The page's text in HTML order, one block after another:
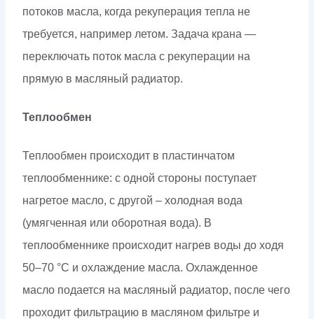
потоков масла, когда рекуперация тепла не
требуется, например летом. Задача крана —
переключать поток масла с рекуперации на
прямую в масляный радиатор.
Теплообмен
Теплообмен происходит в пластинчатом
теплообменнике: с одной стороны поступает
нагретое масло, с другой – холодная вода
(умягченная или оборотная вода). В
теплообменнике происходит нагрев воды до ходя
50–70 °С и охлаждение масла. Охлажденное
масло подается на масляный радиатор, после чего
проходит фильтрацию в масляном фильтре и